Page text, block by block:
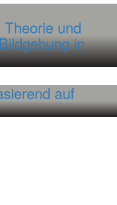
und
in
auf